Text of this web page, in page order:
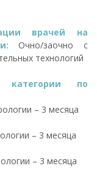
врачей на
Очно/заочно с
технологий
категории по
– 3 месяца
– 3 месяца
– 3 месяца